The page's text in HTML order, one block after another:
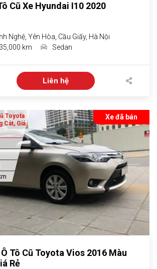
Cũ Xe Hyundai I10 2020
Nghệ, Yên Hòa, Cầu Giấy, Hà Nội
35,000 km Sedan
Liên hệ
Xe đã bán
Toyota
Cát, Giá
Tô Cũ Toyota Vios 2016 Màu
Rẻ